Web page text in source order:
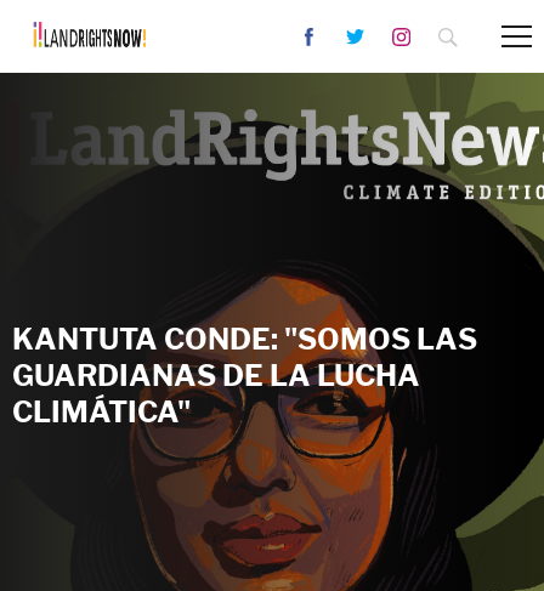
KANTUTA CONDE: "SOMOS LAS
GUARDIANAS DE LA LUCHA
CLIMÁTICA"